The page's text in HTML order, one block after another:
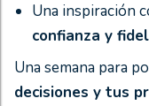
Una inspiración
confianza y
Una semana para
decisiones y tus